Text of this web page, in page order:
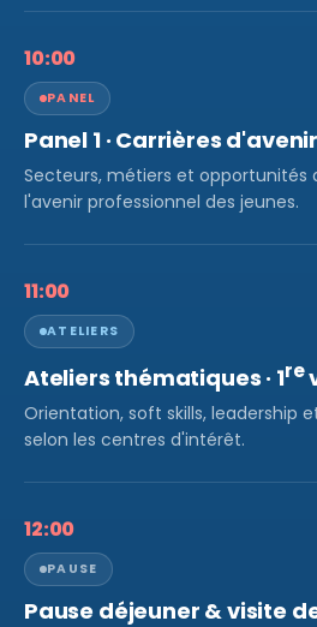
10:00
PANEL
Panel 1 · Carrières
Secteurs, métiers et
l'avenir professionnel des jeunes.
11:00
ATELIERS
Ateliers thématiques · 1re
Orientation, soft skills, leadership
selon les centres d'intérêt.
12:00
PAUSE
Pause déjeuner & visite